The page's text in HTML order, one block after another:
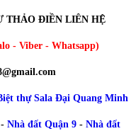
THẢO ĐIỀN LIÊN HỆ
- Viber - Whatsapp)
thự Sala Đại Quang Minh
Nhà đất Quận 9- Nhà đất